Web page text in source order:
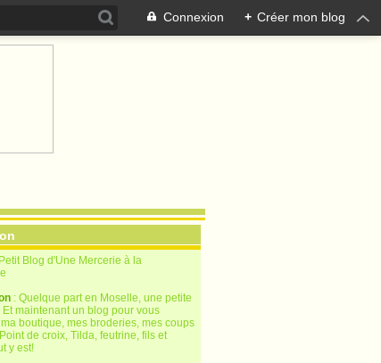
Connexion + Créer mon blog
Blog d'Une Mercerie à la
: Quelque part en Moselle, une petite
Et maintenant un blog pour vous
boutique, mes broderies, mes coups
de croix, Tilda, feutrine, fils et
y est!